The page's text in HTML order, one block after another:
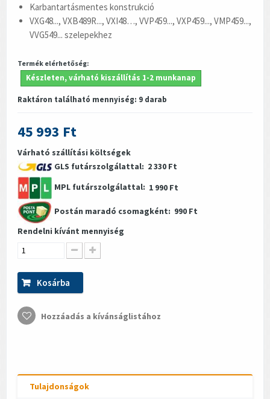
Karbantartásmentes konstrukció
VXG48..., VXB489R..., VXI48…, VVP459..., VXP459..., VMP459...,
VVG549... szelepekhez
Termék elérhetőség:
Készleten, várható kiszállítás 1-2 munkanap
Raktáron található mennyiség: 9 darab
45 993 Ft
Várható szállítási költségek
GLS futárszolgálattal: 2 330 Ft
MPL futárszolgálattal: 1 990 Ft
Postán maradó csomagként: 990 Ft
Rendelni kívánt mennyiség
Kosárba
Hozzáadás a kívánságlistához
Tulajdonságok